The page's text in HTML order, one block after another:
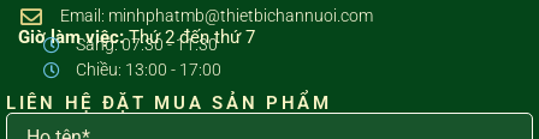
Email: minhphatmb@thietbichannuoi.com
Giờ làm việc:Thứ 2 đến thứ 7
Sáng: 07:30 - 11:30
Chiều: 13:00 - 17:00
LIÊN HỆ ĐẶT MUA SẢN PHẨM